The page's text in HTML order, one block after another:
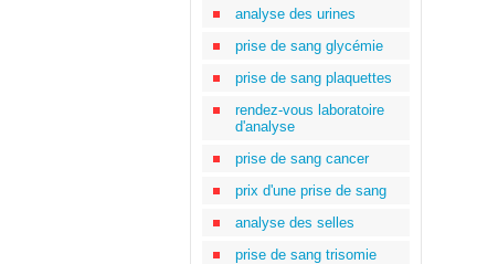
analyse des urines
prise de sang glycémie
prise de sang plaquettes
rendez-vous laboratoire
d'analyse
prise de sang cancer
prix d'une prise de sang
analyse des selles
prise de sang trisomie